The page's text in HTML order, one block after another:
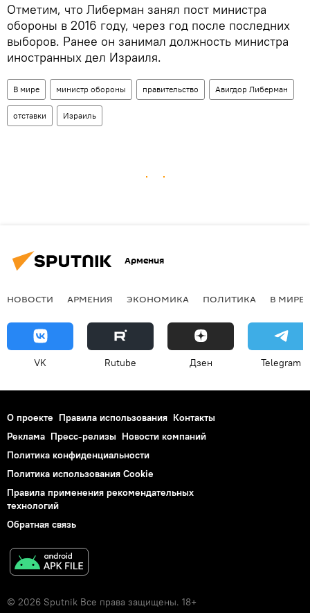
Отметим, что Либерман занял пост министра
обороны в 2016 году, через год после последних
выборов. Ранее он занимал должность министра
иностранных дел Израиля.
В мире министр обороны правительство Авигдор Либерман
отставки Израиль
Армения
НОВОСТИ АРМЕНИЯ ЭКОНОМИКА ПОЛИТИКА В МИРЕ
VK Rutube Дзен Telegram
О проекте Правила использования Контакты
Реклама Пресс-релизы Новости компаний
Политика конфиденциальности
Политика использования Cookie
Правила применения рекомендательных
технологий
Обратная связь
© 2026 Sputnik Все права защищены. 18+